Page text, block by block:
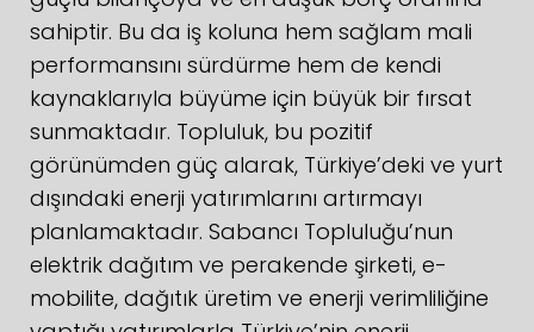
sahiptir. Bu da iş koluna hem sağlam mali
performansını sürdürme hem de kendi
kaynaklarıyla büyüme için büyük bir fırsat
sunmaktadır. Topluluk, bu pozitif
görünümden güç alarak, Türkiye’deki ve yurt
dışındaki enerji yatırımlarını artırmayı
planlamaktadır. Sabancı Topluluğu’nun
elektrik dağıtım ve perakende şirketi, e-
mobilite, dağıtık üretim ve enerji verimliliğine